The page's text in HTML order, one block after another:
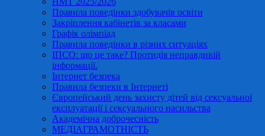
Правила поведінки здобувачів освіти
Закріплення кабінетів за класами
Графік олімпіад
Правила поведінки в різних ситуаціях
ІПСО: що це таке? Протидія неправдивій
інформації.
Інтернет безпека
Правила безпеки в Інтернеті
Європейський день захисту дітей від сексуальної
експлуатації і сексуального насильства
Академічна доброчесність
МЕДІАГРАМОТНІСТЬ